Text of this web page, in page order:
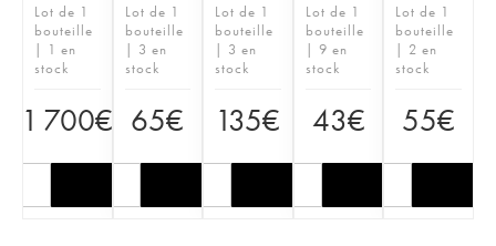
Lot de 1
bouteille
| 1 en
stock
1 700€
Lot de 1
bouteille
| 3 en
stock
65€
Lot de 1
bouteille
| 3 en
stock
135€
Lot de 1
bouteille
| 9 en
stock
43€
Lot de 1
bouteille
| 2 en
stock
55€